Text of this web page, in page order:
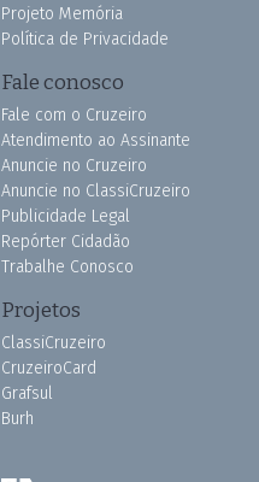
Projeto Memória
Política de Privacidade
Fale conosco
Fale com o Cruzeiro
Atendimento ao Assinante
Anuncie no Cruzeiro
Anuncie no ClassiCruzeiro
Publicidade Legal
Repórter Cidadão
Trabalhe Conosco
Projetos
ClassiCruzeiro
CruzeiroCard
Grafsul
Burh